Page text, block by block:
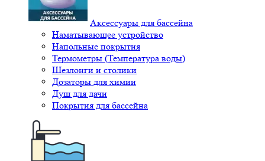
Аксессуары для бассейна
Наматывающее устройство
Напольные покрытия
Термометры (Температура воды)
Шезлонги и столики
Дозаторы для химии
Душ для дачи
Покрытия для бассейна